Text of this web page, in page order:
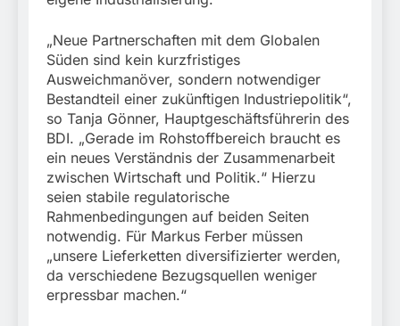
„Neue Partnerschaften mit dem Globalen
Süden sind kein kurzfristiges
Ausweichmanöver, sondern notwendiger
Bestandteil einer zukünftigen Industriepolitik“,
so Tanja Gönner, Hauptgeschäftsführerin des
BDI. „Gerade im Rohstoffbereich braucht es
ein neues Verständnis der Zusammenarbeit
zwischen Wirtschaft und Politik.“ Hierzu
seien stabile regulatorische
Rahmenbedingungen auf beiden Seiten
notwendig. Für Markus Ferber müssen
„unsere Lieferketten diversifizierter werden,
da verschiedene Bezugsquellen weniger
erpressbar machen.“